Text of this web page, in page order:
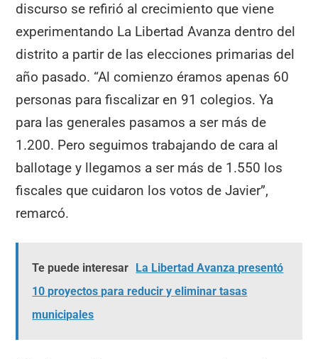
discurso se refirió al crecimiento que viene
experimentando La Libertad Avanza dentro del
distrito a partir de las elecciones primarias del
año pasado. “Al comienzo éramos apenas 60
personas para fiscalizar en 91 colegios. Ya
para las generales pasamos a ser más de
1.200. Pero seguimos trabajando de cara al
ballotage y llegamos a ser más de 1.550 los
fiscales que cuidaron los votos de Javier”,
remarcó.
Te puede interesar La Libertad Avanza presentó
10 proyectos para reducir y eliminar tasas
municipales